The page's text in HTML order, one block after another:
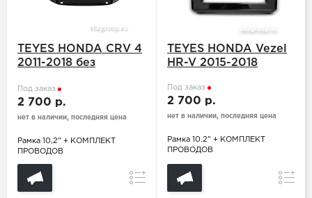
TEYES HONDA CRV 4
2011-2018 без
Под заказ
2 700 р.
нет в наличии, последняя цена
Рамка 10,2" + КОМПЛЕКТ
ПРОВОДОВ
Сравнение
TEYES HONDA Vezel
HR-V 2015-2018
Под заказ
2 700 р.
нет в наличии, последняя цена
Рамка 10.2" + КОМПЛЕКТ
ПРОВОДОВ